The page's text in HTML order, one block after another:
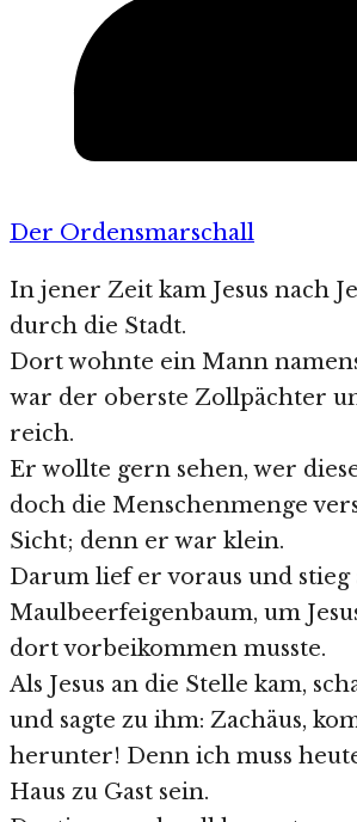
Der Ordensmarschall
In jener Zeit kam Jesus nach
durch die Stadt.
Dort wohnte ein Mann
war der oberste Zollpächter
reich.
Er wollte gern sehen, wer
doch die Menschenmenge
Sicht; denn er war klein.
Darum lief er voraus und stieg
Maulbeerfeigenbaum, um
dort vorbeikommen musste.
Als Jesus an die Stelle kam,
und sagte zu ihm: Zachäus,
herunter! Denn ich muss
Haus zu Gast sein.